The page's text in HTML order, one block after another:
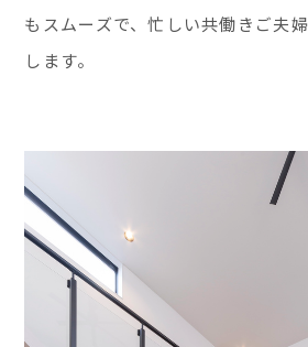
もスムーズで、忙しい共働きご夫
します。